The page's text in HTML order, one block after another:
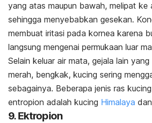
yang atas maupun bawah, melipat ke
sehingga menyebabkan gesekan.
membuat iritasi pada kornea karena
langsung mengenai permukaan luar
Selain keluar air mata, gejala lain
merah, bengkak, kucing sering
sebagainya. Beberapa jenis ras
entropion adalah kucing Himalaya
9. Ektropion